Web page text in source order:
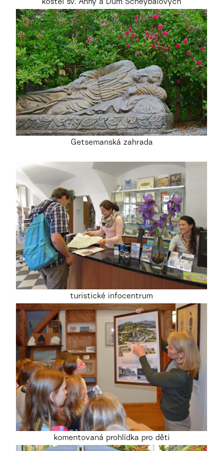
kostel sv. Anny a Dům Scheybalových
Getsemanská zahrada
turistické infocentrum
komentovaná prohlídka pro děti